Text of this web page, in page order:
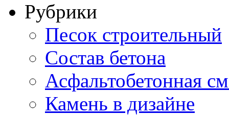
Рубрики
Песок строительный
Состав бетона
Асфальтобетонная
Камень в дизайне